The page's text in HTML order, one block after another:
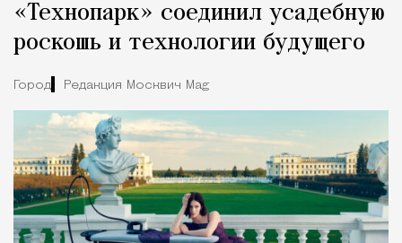
«Технопарк» соединил усадебную
роскошь и технологии будущего
Город Редакция Москвич Mag